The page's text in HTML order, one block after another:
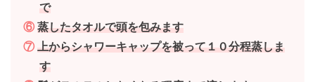
で
⑥ 蒸したタオルで頭を包みます
⑦
上からシャワーキャップを被って１０分程蒸しま
す